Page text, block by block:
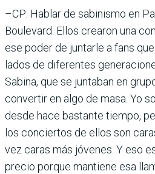
–CP: Hablar de sabinismo en
Boulevard. Ellos crearon una
ese poder de juntarle a fans
lados de diferentes
Sabina, que se juntaban en
convertir en algo de masa. Yo
desde hace bastante tiempo,
los conciertos de ellos son
vez caras más jóvenes. Y eso
precio porque mantiene esa